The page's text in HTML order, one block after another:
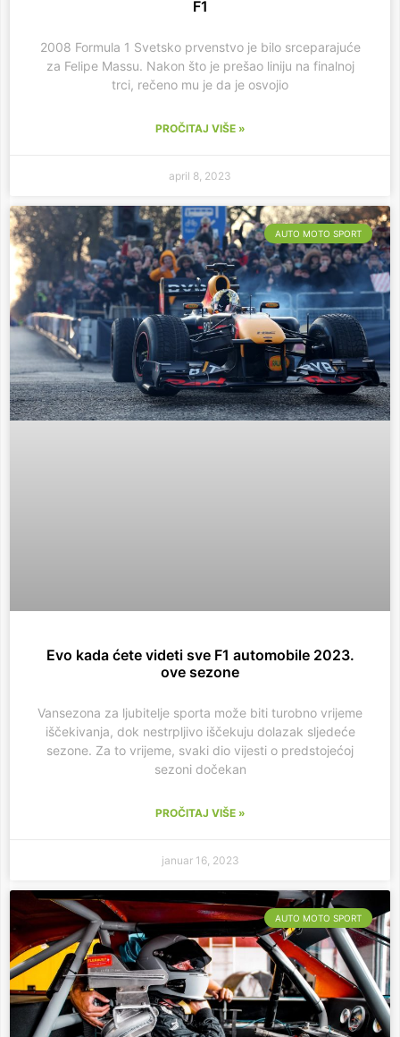
F1
2008 Formula 1 Svetsko prvenstvo je bilo srceparajuće
za Felipe Massu. Nakon što je prešao liniju na finalnoj
trci, rečeno mu je da je osvojio
PROČITAJ VIŠE »
april 8, 2023
AUTO MOTO SPORT
Evo kada ćete videti sve F1 automobile 2023.
ove sezone
Vansezona za ljubitelje sporta može biti turobno vrijeme
iščekivanja, dok nestrpljivo iščekuju dolazak sljedeće
sezone. Za to vrijeme, svaki dio vijesti o predstojećoj
sezoni dočekan
PROČITAJ VIŠE »
januar 16, 2023
AUTO MOTO SPORT